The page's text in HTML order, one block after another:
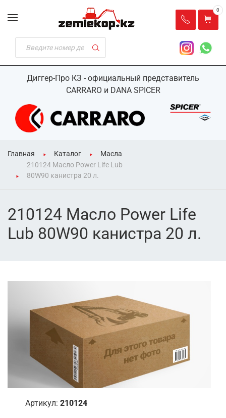
Диггер-Про КЗ - официальный представитель
CARRARO и DANA SPICER
0
Главная Каталог
Масла
210124 Масло Power Life Lub
80W90 канистра 20 л.
210124 Масло Power Life
Lub 80W90 канистра 20 л.
Артикул: 210124